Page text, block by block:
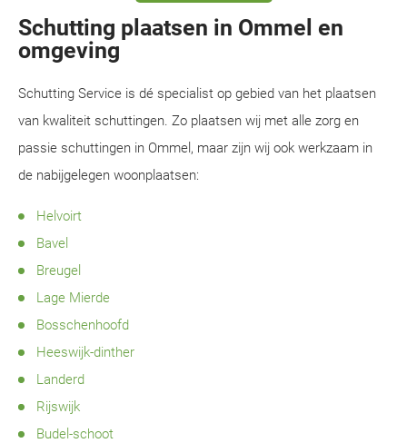
Schutting plaatsen in Ommel en
omgeving
Schutting Service is dé specialist op gebied van het plaatsen
van kwaliteit schuttingen. Zo plaatsen wij met alle zorg en
passie schuttingen in Ommel, maar zijn wij ook werkzaam in
de nabijgelegen woonplaatsen:
Helvoirt
Bavel
Breugel
Lage Mierde
Bosschenhoofd
Heeswijk-dinther
Landerd
Rijswijk
Budel-schoot